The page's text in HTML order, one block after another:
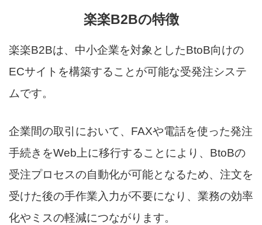
楽楽B2Bの特徴
楽楽B2Bは、中小企業を対象としたBtoB向けの
ECサイトを構築することが可能な受発注システ
ムです。
企業間の取引において、FAXや電話を使った発注
手続きをWeb上に移行することにより、BtoBの
受注プロセスの自動化が可能となるため、注文を
受けた後の手作業入力が不要になり、業務の効率
化やミスの軽減につながります。